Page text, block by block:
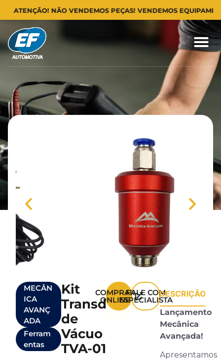
NÃO VENDEMOS PEÇAS! VENDEMOS EQUIPAMENTOS
MECÂN
ICA
AVANÇ
ADA
Ferram
entas
Kit
Transdutor
de
Vácuo
TVA-01
COMPRAR
ONLINE
FALE COM
ESPECIALISTA
DESCRIÇÃO
Lançamento
Mecânica
Avançada!
Apresentamos